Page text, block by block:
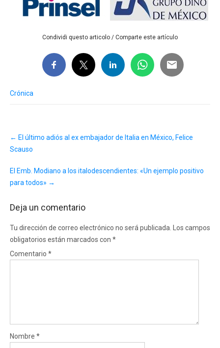
Condividi questo articolo / Comparte este artículo
Crónica
navigation
← El último adiós al ex embajador de Italia en México, Felice
Scauso
El Emb. Modiano a los italodescendientes: «Un ejemplo positivo
para todos» →
Deja un comentario
Tu dirección de correo electrónico no será publicada.
Los campos
obligatorios están marcados con *
Comentario *
Nombre *